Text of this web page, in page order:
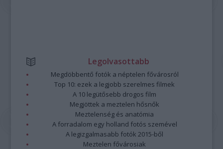
Legolvasottabb
Megdöbbentő fotók a néptelen fővárosról
Top 10: ezek a legjobb szerelmes filmek
A 10 legütősebb drogos film
Megjöttek a meztelen hősnők
Meztelenség és anatómia
A forradalom egy holland fotós szemével
A legizgalmasabb fotók 2015-ből
Meztelen fővárosiak